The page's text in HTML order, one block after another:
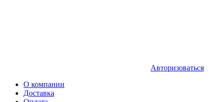
Авторизоваться
О компании
Доставка